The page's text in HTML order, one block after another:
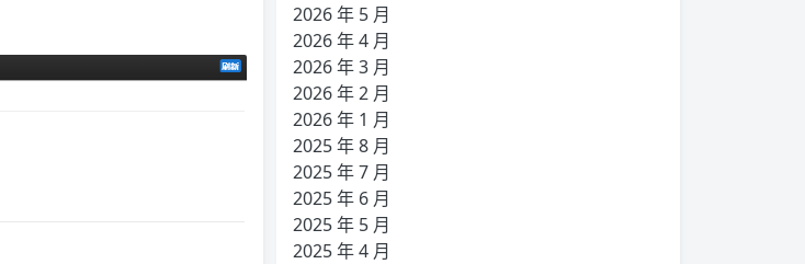
2026 年 5 月
2026 年 4 月
2026 年 3 月
2026 年 2 月
2026 年 1 月
2025 年 8 月
2025 年 7 月
2025 年 6 月
2025 年 5 月
2025 年 4 月